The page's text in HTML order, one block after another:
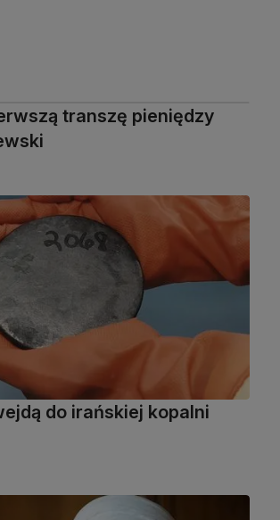
transzę pieniędzy
do irańskiej kopalni